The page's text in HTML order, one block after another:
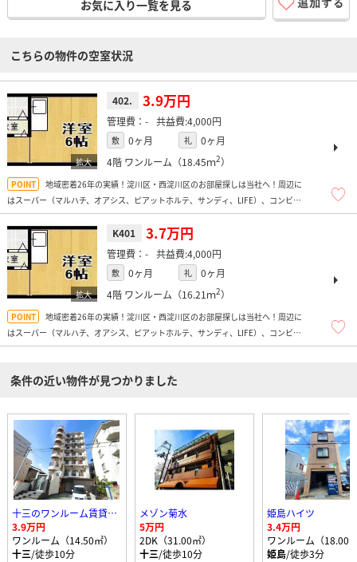
お気に入り一覧を見る
こちらの物件の空室状況
402. 3.9万円
- 4,000円
敷 0ヶ月 礼
0ヶ月
4階 ワンルーム（18.45ｍ2）
地域密着26年の実績！淀川区・西淀川区のお部屋探しは当社へ！周辺に
はスーパー（マルハチ、オアシス、ピアットホルテ、サンディ、LIFE）、コンビニ
多数、ドラッグストア、飲食店多数、お弁当屋さん多数あり便利ですよ！
K401 3.7万円
- 4,000円
敷 0ヶ月 礼
0ヶ月
4階 ワンルーム（16.21ｍ2）
地域密着26年の実績！淀川区・西淀川区のお部屋探しは当社へ！周辺に
はスーパー（マルハチ、オアシス、ピアットホルテ、サンディ、LIFE）、コンビニ
多数、ドラッグストア、飲食店多数、お弁当屋さん多数あり便利ですよ！
条件の近い物件が見つかりました
十三のワンルーム賃貸マンション
3.9万円
ワンルーム（14.50㎡）
十三/徒歩10分
メゾン菊水
5万円
2DK（31.00㎡）
十三/徒歩10分
姫島ハイツ
3.4万円
ワンルーム（18.00
姫島/徒歩3分